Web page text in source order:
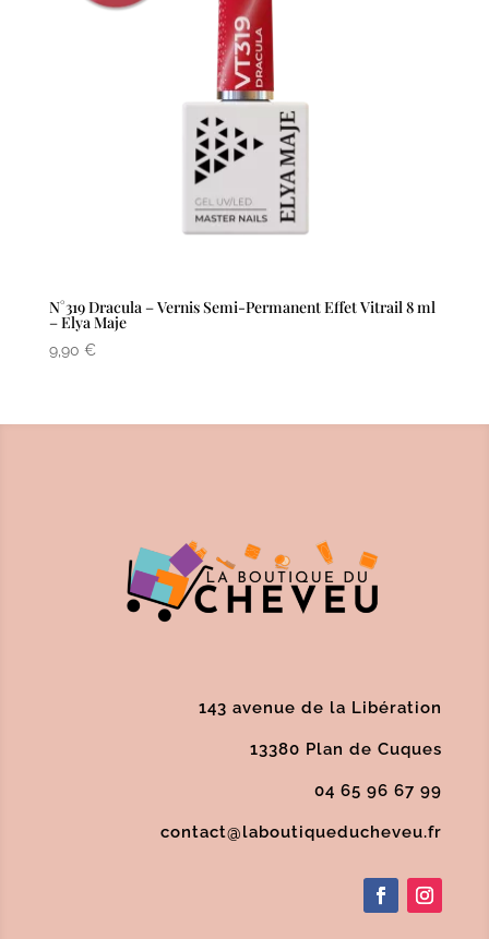
N°319 Dracula – Vernis Semi-Permanent Effet Vitrail 8 ml
– Elya Maje
9,90 €
143 avenue de la Libération
13380 Plan de Cuques
04 65 96 67 99
contact@laboutiqueducheveu.fr